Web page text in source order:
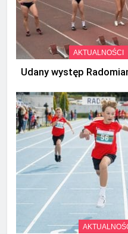
AKTUALNOŚCI